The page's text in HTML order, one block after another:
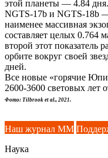
этой планеты — 4.84 дня.
NGTS-17b и NGTS-18b —
наименее массивная
составляет целых 0.764
второй этот показатель
орбите вокруг своей
дней.
Все новые «горячие
2600-3600 световых лет
Фото: Tilbrook et al., 2021.
Наш журнал ММ
Наука